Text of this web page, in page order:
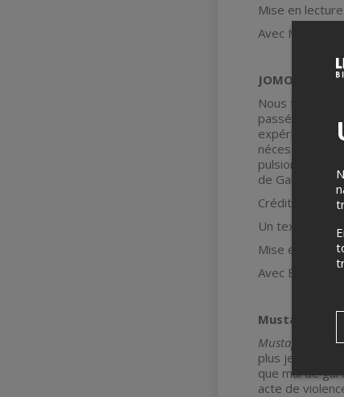
Mise en
Avec Mariann
JOMO
Nous tenant
passé à côté
expérimentent
nécessaire
pulsionnelle et
de Gabriel
Crédits
Un texte de
Mise en
Avec Éva
Mustapha
Mustapha,
plus jeune fille,
que mal de
acte de